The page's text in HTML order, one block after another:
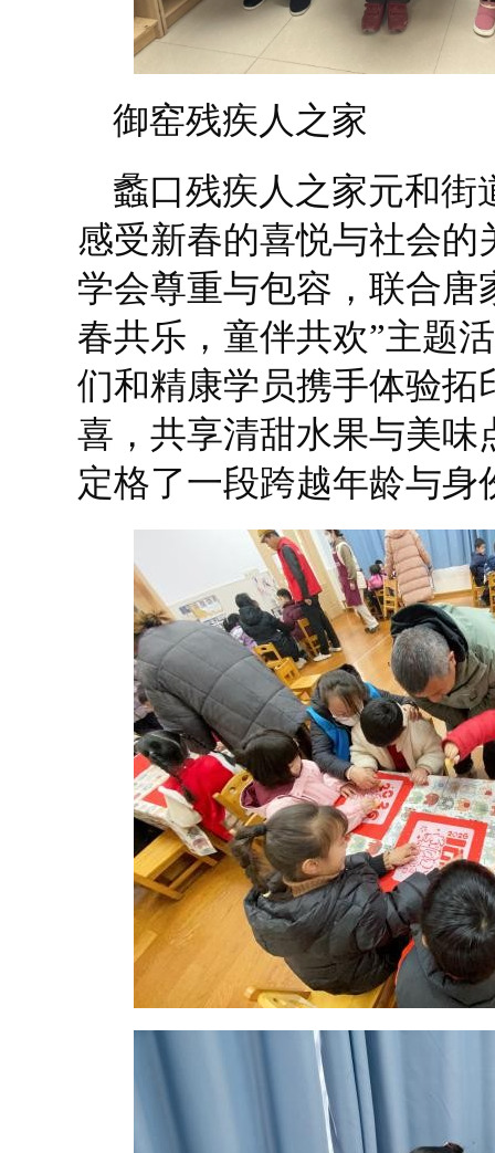
御窑残疾人之家
蠡口残疾人之家元和街
感受新春的喜悦与社会的
学会尊重与包容，联合唐
春共乐，童伴共欢”主题
们和精康学员携手体验拓
喜，共享清甜水果与美味
定格了一段跨越年龄与身